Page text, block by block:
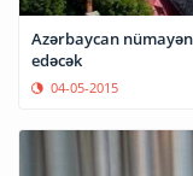
Azərbaycan
edəcək
04-05-2015